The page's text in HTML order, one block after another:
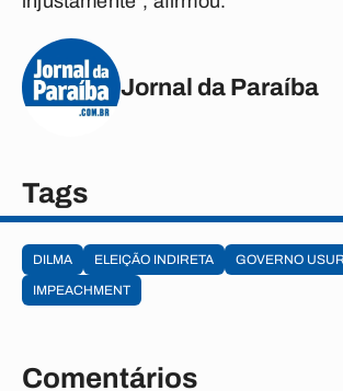
Jornal da Paraíba
Tags
DILMA ELEIÇÃO INDIRETA
GOVERNO
IMPEACHMENT
Comentários